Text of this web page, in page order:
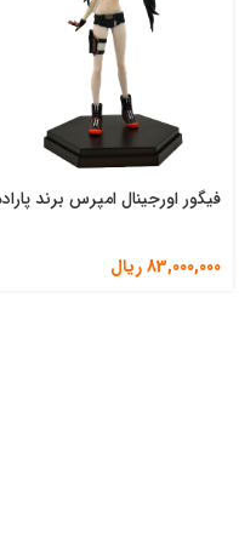
فیگور اورجینال امپرس برند
83,000,000ریال